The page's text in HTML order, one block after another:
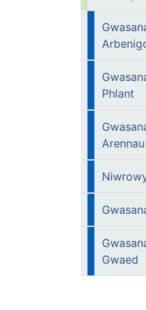
Phlant
Arennau
Gwaed